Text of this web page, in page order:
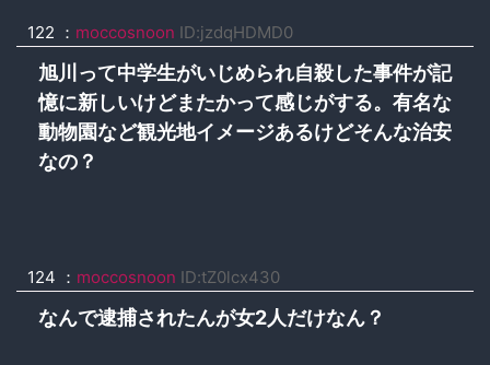
122 ： moccosnoon ID:jzdqHDMD0
旭川って中学生がいじめられ自殺した事件が記
憶に新しいけどまたかって感じがする。有名な
動物園など観光地イメージあるけどそんな治安
なの？
124 ： moccosnoon ID:tZ0lcx430
なんで逮捕されたんが女2人だけなん？